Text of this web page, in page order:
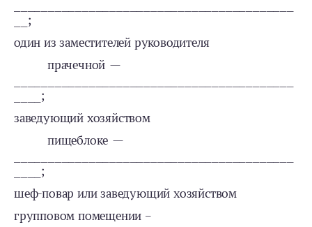
__;
один из заместителей руководителя
прачечной —
____;
заведующий хозяйством
пищеблоке —
____;
шеф-повар или заведующий хозяйством
групповом помещении –